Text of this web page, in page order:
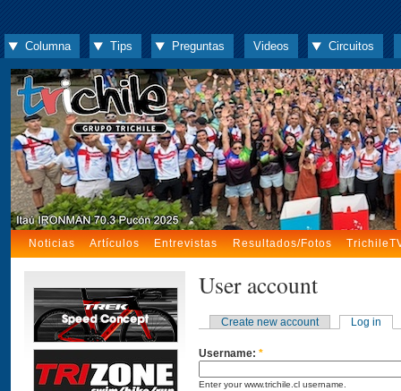
Columna Tips Preguntas Videos Circuitos
Noticias Artículos Entrevistas Resultados/Fotos
User account
Create new account Log in
Username: *
Enter your www.trichile.cl username.